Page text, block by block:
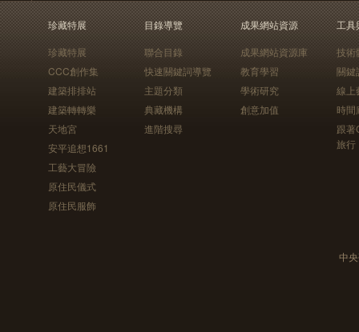
珍藏特展
珍藏特展
CCC創作集
建築排排站
建築轉轉樂
天地宮
安平追想1661
工藝大冒險
原住民儀式
原住民服飾
目錄導覽
聯合目錄
快速關鍵詞導覽
主題分類
典藏機構
進階搜尋
成果網站資源
成果網站資源庫
教育學習
學術研究
創意加值
工具
技術
關鍵
線上
時間
跟
旅行
中